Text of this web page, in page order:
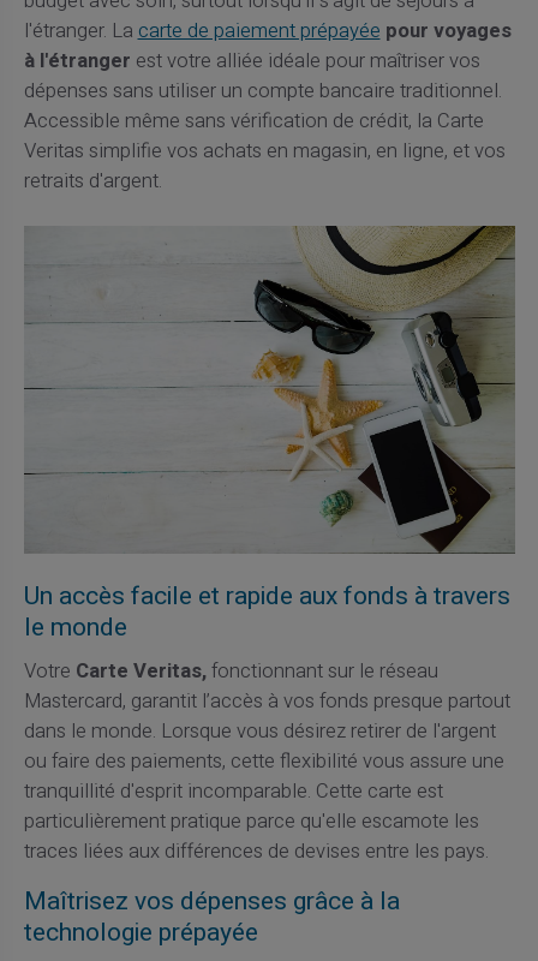
l'étranger. Lacarte de paiement prépayée pour voyages
à l'étranger est votre alliée idéale pour maîtriser vos
dépenses sans utiliser un compte bancaire traditionnel.
Accessible même sans vérification de crédit, la Carte
Veritas simplifie vos achats en magasin, en ligne, et vos
retraits d'argent.
Un accès facile et rapide aux fonds à travers
le monde
Votre Carte Veritas,fonctionnant sur le réseau
Mastercard, garantit l’accès à vos fonds presque partout
dans le monde. Lorsque vous désirez retirer de l'argent
ou faire des paiements, cette flexibilité vous assure une
tranquillité d'esprit incomparable. Cette carte est
particulièrement pratique parce qu'elle escamote les
traces liées aux différences de devises entre les pays.
Maîtrisez vos dépenses grâce à la
technologie prépayée